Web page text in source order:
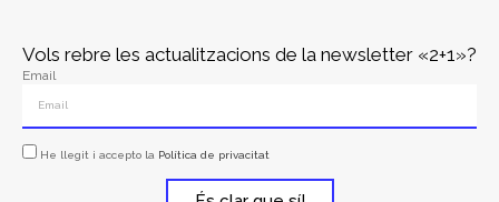
Vols rebre les actualitzacions de la newsletter «2+1»?
Email
He llegit i accepto la Política de privacitat